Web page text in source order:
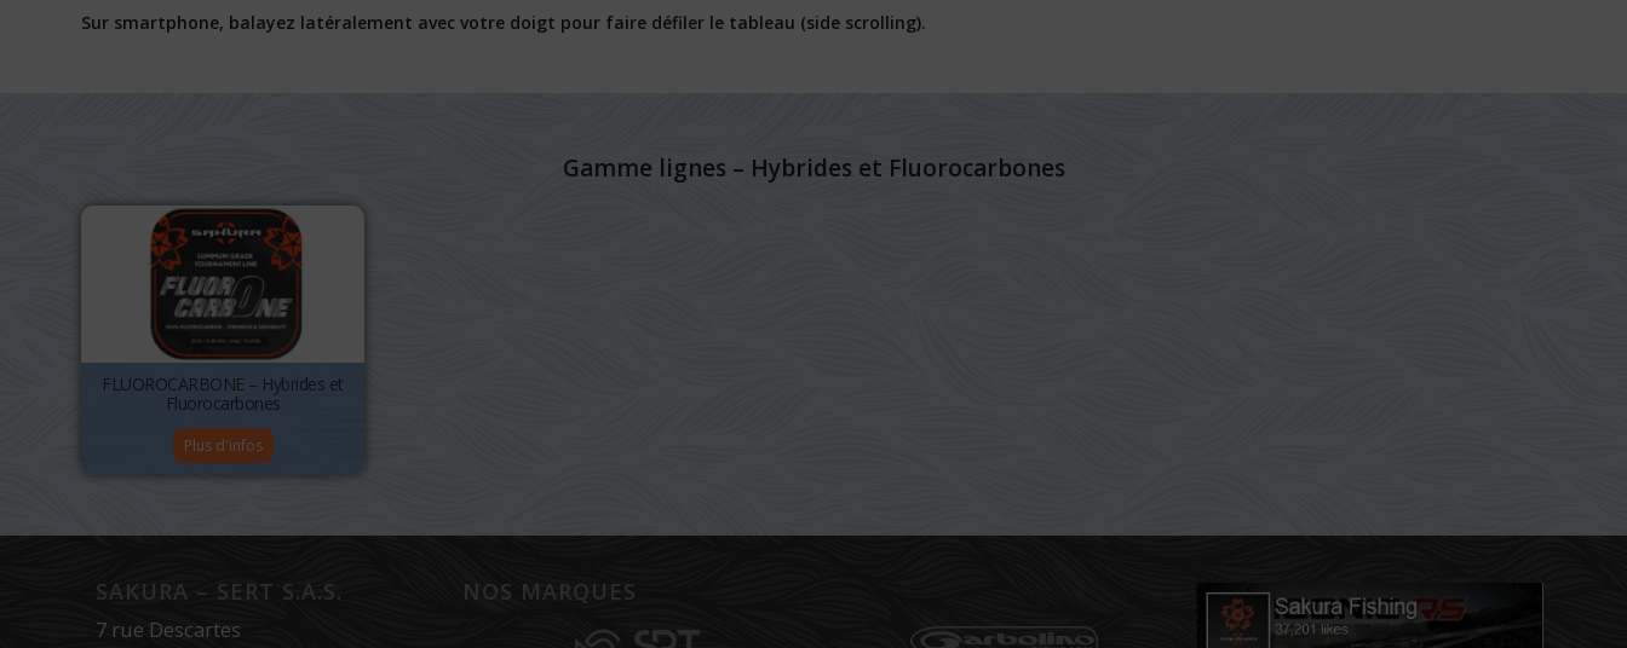
Sur smartphone, balayez latéralement avec votre doigt pour faire défiler le tableau (side scrolling).
Gamme lignes – Hybrides et Fluorocarbones
FLUOROCARBONE – Hybrides et
Fluorocarbones
Plus d'infos
SAKURA – SERT S.A.S.
7 rue Descartes
NOS MARQUES